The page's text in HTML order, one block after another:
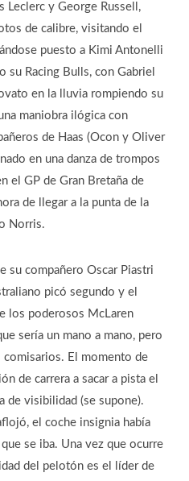
Leclerc y George Russell,
de calibre, visitando el
puesto a Kimi Antonelli
Racing Bulls, con Gabriel
en la lluvia rompiendo su
maniobra ilógica con
de Haas (Ocon y Oliver
en una danza de trompos
el GP de Gran Bretaña de
de llegar a la punta de la
Norris.
su compañero Oscar Piastri
picó segundo y el
los poderosos McLaren
sería un mano a mano, pero
El momento de
de carrera a sacar a pista el
de visibilidad (se supone).
el coche insignia había
se iba. Una vez que ocurre
del pelotón es el líder de